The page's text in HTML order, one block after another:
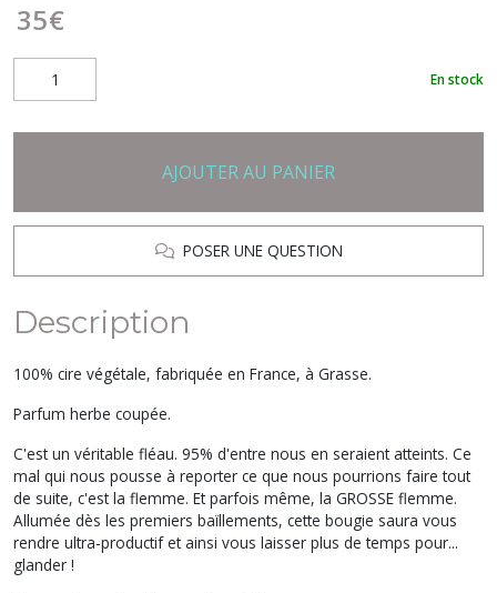
35€
En stock
AJOUTER AU PANIER
POSER UNE QUESTION
Description
100% cire végétale, fabriquée en France, à Grasse.
Parfum herbe coupée.
C'est un véritable fléau. 95% d'entre nous en seraient atteints. Ce
mal qui nous pousse à reporter ce que nous pourrions faire tout
de suite, c'est la flemme. Et parfois même, la GROSSE flemme.
Allumée dès les premiers baïllements, cette bougie saura vous
rendre ultra-productif et ainsi vous laisser plus de temps pour...
glander !